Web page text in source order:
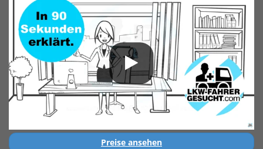
Preise ansehen